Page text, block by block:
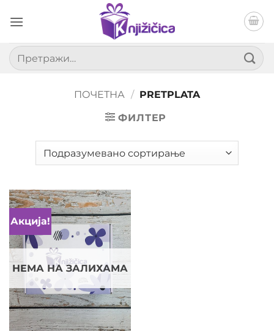
на
Претрага
за:
ПОЧЕТНА / PRETPLATA
ФИЛТЕР
Акција!
Dodaj
u listu
želja
НЕМА НА ЗАЛИХАМА